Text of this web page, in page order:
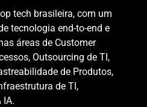
tech brasileira, com um
tecnologia end-to-end e
áreas de Customer
Outsourcing de TI,
de Produtos,
de TI,
IA.